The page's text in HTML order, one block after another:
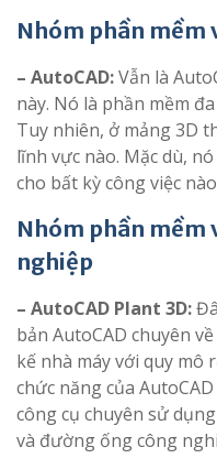
Nhóm phần mềm
– AutoCAD:Vẫn là
này. Nó là phần mềm
Tuy nhiên, ở mảng 3D
lĩnh vực nào. Mặc dù,
cho bất kỳ công việc
Nhóm phần mềm
nghiệp
– AutoCAD Plant 3D:
bản AutoCAD chuyên
kế nhà máy với quy mô
chức năng của
công cụ chuyên sử
và đường ống công